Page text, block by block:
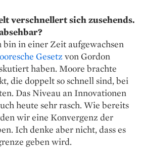
verschnellert sich zusehends.
bin in einer Zeit aufgewachsen
Gesetz von Gordon
haben. Moore brachte
die doppelt so schnell sind, bei
Das Niveau an Innovationen
heute sehr rasch. Wie bereits
wir eine Konvergenz der
Ich denke aber nicht, dass es
geben wird.